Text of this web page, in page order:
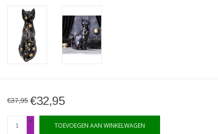
€37,95 €32,95
+
-
TOEVOEGEN AAN WINKELWAGEN